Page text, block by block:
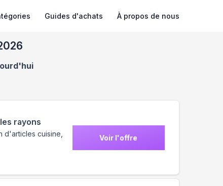
Guides d'achats À propos de nous
rayons
d'articles cuisine,
Voir l'offre